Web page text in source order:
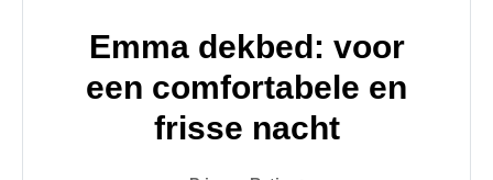
Emma dekbed: voor
een comfortabele en
frisse nacht